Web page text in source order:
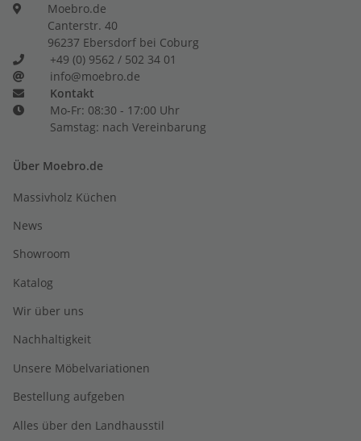
Moebro.de
Canterstr. 40
96237 Ebersdorf bei Coburg
+49 (0) 9562 / 502 34 01
info@moebro.de
Kontakt
Mo-Fr: 08:30 - 17:00 Uhr
Samstag: nach Vereinbarung
Über Moebro.de
Massivholz Küchen
News
Showroom
Katalog
Wir über uns
Nachhaltigkeit
Unsere Möbelvariationen
Bestellung aufgeben
Alles über den Landhausstil